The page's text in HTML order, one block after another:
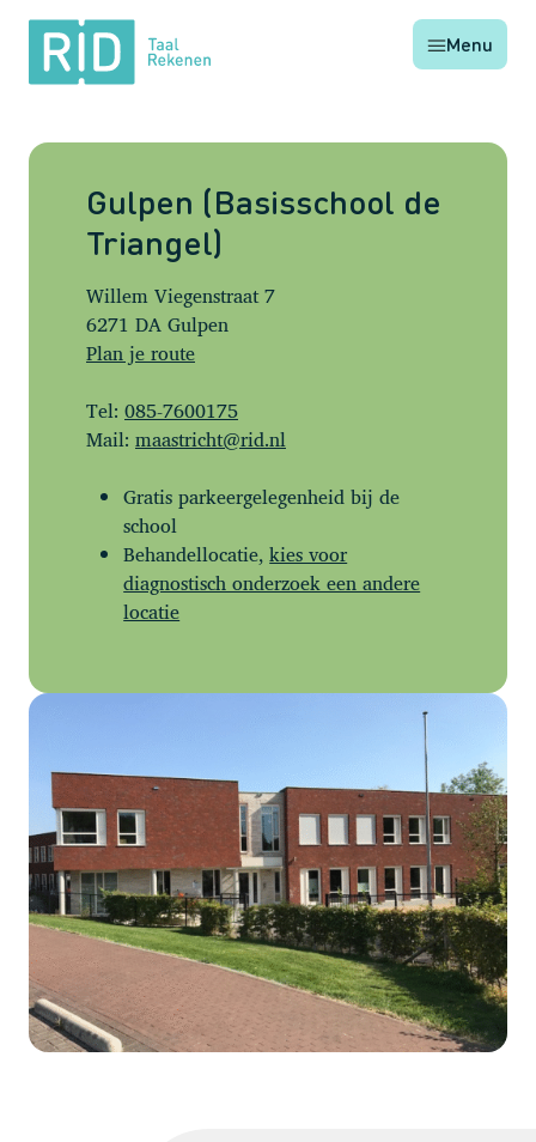
RID
Taal
Rekenen
Menu
Gulpen (Basisschool de
Triangel)
Willem Viegenstraat 7
6271 DA Gulpen
Plan je route
Tel: 085-7600175
Mail: maastricht@rid.nl
Gratis parkeergelegenheid bij de
school
Behandellocatie,kies voor
diagnostisch onderzoek een andere
locatie